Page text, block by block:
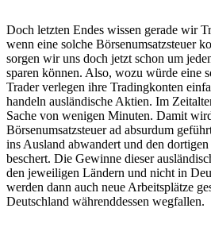
Doch letzten Endes wissen gerade wir
wenn eine solche Börsenumsatzsteuer
sorgen wir uns doch jetzt schon um
sparen können. Also, wozu würde eine
Trader verlegen ihre Tradingkonten
handeln ausländische Aktien. Im
Sache von wenigen Minuten. Damit
Börsenumsatzsteuer ad absurdum
ins Ausland abwandert und den
beschert. Die Gewinne dieser
den jeweiligen Ländern und nicht in
werden dann auch neue Arbeitsplätze
Deutschland währenddessen wegfallen.